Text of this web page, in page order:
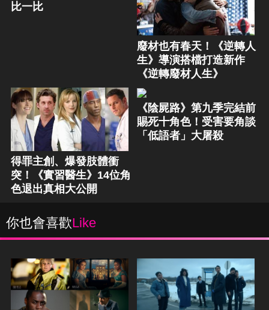
比一比
廢材也有春天！《逆轉人
生》導演搭檔打造新作
《逆轉廢材人生》
得罪主創、爆發肢體衝
突！《實習醫生》14位角
色退出真相大公開
《陰屍路》第九季完結前
賜死十角色！受害要角談
「低語者」大屠殺
你也會喜歡Like